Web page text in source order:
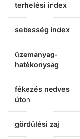
terhelési index
sebesség index
üzemanyag-
hatékonyság
fékezés nedves
úton
gördülési zaj